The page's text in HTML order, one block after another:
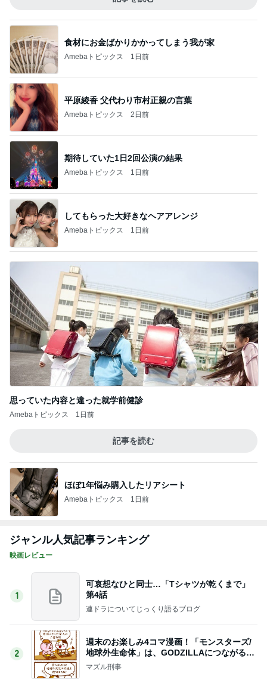
食材にお金ばかりかかってしまう我が家
Amebaトピックス 1日前
平原綾香 父代わり市村正親の言葉
Amebaトピックス 2日前
期待していた1日2回公演の結果
Amebaトピックス 1日前
してもらった大好きなヘアアレンジ
Amebaトピックス 1日前
思っていた内容と違った就学前健診
Amebaトピックス 1日前
記事を読む
ほぼ1年悩み購入したリアシート
Amebaトピックス 1日前
ジャンル人気記事ランキング
映画レビュー
1
可哀想なひと同士…「Tシャツが乾くまで」
第4話
連ドラについてじっくり語るブログ
2
週末のお楽しみ4コマ漫画！「モンスターズ/
地球外生命体」は、GODZILLAにつながる出
世作！
マズル刑事